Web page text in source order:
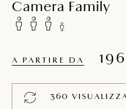
Camera Family
A PARTIRE DA
360